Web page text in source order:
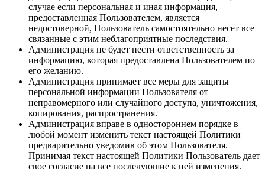
случае если персональная и иная информация,
предоставленная Пользователем, является
недостоверной, Пользователь самостоятельно несет все
связанные с этим неблагоприятные последствия.
Администрация не будет нести ответственность за
информацию, которая предоставлена Пользователем по
его желанию.
Администрация принимает все меры для защиты
персональной информации Пользователя от
неправомерного или случайного доступа, уничтожения,
копирования, распространения.
Администрация вправе в одностороннем порядке в
любой момент изменить текст настоящей Политики
предварительно уведомив об этом Пользователя.
Принимая текст настоящей Политики Пользователь дает
свое согласие на все последующие к ней изменения.